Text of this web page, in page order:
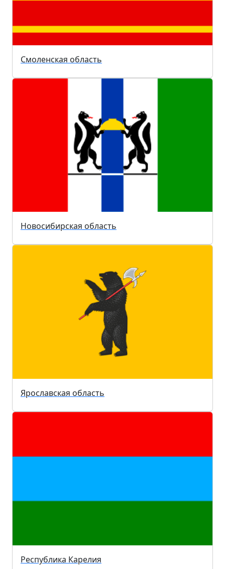
Смоленская область
Новосибирская область
Ярославская область
Республика Карелия